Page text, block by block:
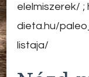
elelmiszerek/
dieta.hu/
listaja/